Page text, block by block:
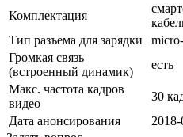
Комплектация
Тип разъема для зарядки
Громкая связь
(встроенный динамик)
есть
Макс. частота кадров
видео
30
Дата анонсирования